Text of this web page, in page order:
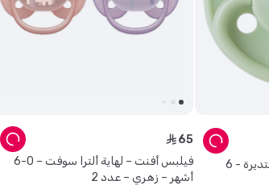
مينينور - لهاية سيليكون مستديرة - 6
فيلبس أفنت – لهاية ألترا سوفت – 0-6
أشهر – زهري – عدد 2
ê 65